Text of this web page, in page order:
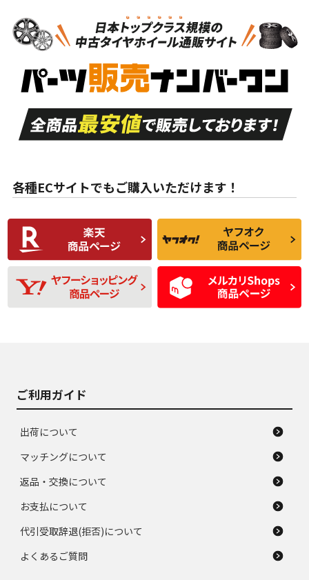
S
品）
S
新車外し品（新古
付き
A
走行距離も少なく、
目立つ傷もほとんど
ない中古品
A
走行距離も少なく、
非常に状態の良い中
古品
な中古品
んどない中古品
C
比較的きれいな中古
品
C
られるが、使用に問
題のない中古品
D
使用感や目立つ傷が
あり、一般的な中古
品
D
残り溝も少なく、偏
磨耗がみられ、短期
間使用できるくらい
の中古品
各種ECサイトでもご購入いただけます！
ご利用ガイド
出荷について
マッチングについて
返品・交換について
お支払について
代引受取辞退(拒否)について
よくあるご質問